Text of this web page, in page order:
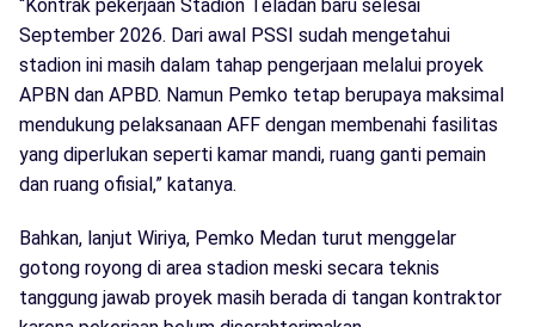
“Kontrak pekerjaan Stadion Teladan baru selesai
September 2026. Dari awal PSSI sudah mengetahui
stadion ini masih dalam tahap pengerjaan melalui proyek
APBN dan APBD. Namun Pemko tetap berupaya maksimal
mendukung pelaksanaan AFF dengan membenahi fasilitas
yang diperlukan seperti kamar mandi, ruang ganti pemain
dan ruang ofisial,” katanya.
Bahkan, lanjut Wiriya, Pemko Medan turut menggelar
gotong royong di area stadion meski secara teknis
tanggung jawab proyek masih berada di tangan kontraktor